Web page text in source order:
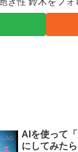
AIを使って
にしてみたら